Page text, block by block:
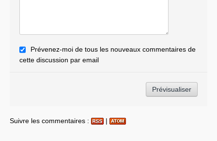
Lequiller, Céleste Lett, Mme Geneviève Levy,
Lorgeoux, Daniel Mach, Guy Malherbe, Richard
Mallié, Jean-François Mancel, Alain Marc, Jean-
Marin, M. Hervé Mariton, Mme Muriel Marland-
Militello, MM. Jean Marsaudon, Philippe-Armand
Arus, Jean-Claude Mathis, Jean-Philippe
Prévenez-moi de tous les nouveaux commentaires de
cette discussion par email
Suivre les commentaires : |